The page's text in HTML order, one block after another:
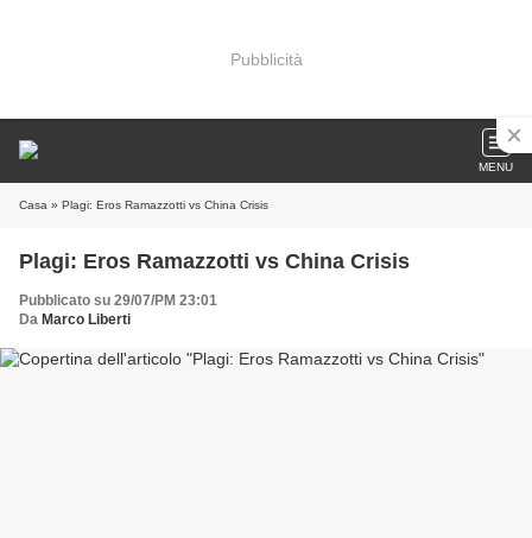
Pubblicità
MENU
Casa » Plagi: Eros Ramazzotti vs China Crisis
Plagi: Eros Ramazzotti vs China Crisis
Pubblicato su 29/07/PM 23:01
Da Marco Liberti